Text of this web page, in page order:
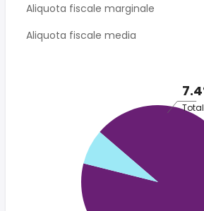
Aliquota fiscale marginale
Aliquota fiscale media